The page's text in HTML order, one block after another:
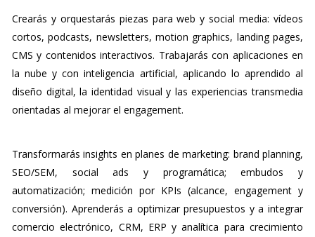
Crearás y orquestarás piezas para web y social media: vídeos
cortos, podcasts, newsletters, motion graphics, landing pages,
CMS y contenidos interactivos. Trabajarás con aplicaciones en
la nube y con inteligencia artificial, aplicando lo aprendido al
diseño digital, la identidad visual y las experiencias transmedia
orientadas al mejorar el engagement.
Transformarás insights en planes de marketing: brand planning,
SEO/SEM, social ads y programática; embudos y
automatización; medición por KPIs (alcance, engagement y
conversión). Aprenderás a optimizar presupuestos y a integrar
comercio electrónico, CRM, ERP y analítica para crecimiento